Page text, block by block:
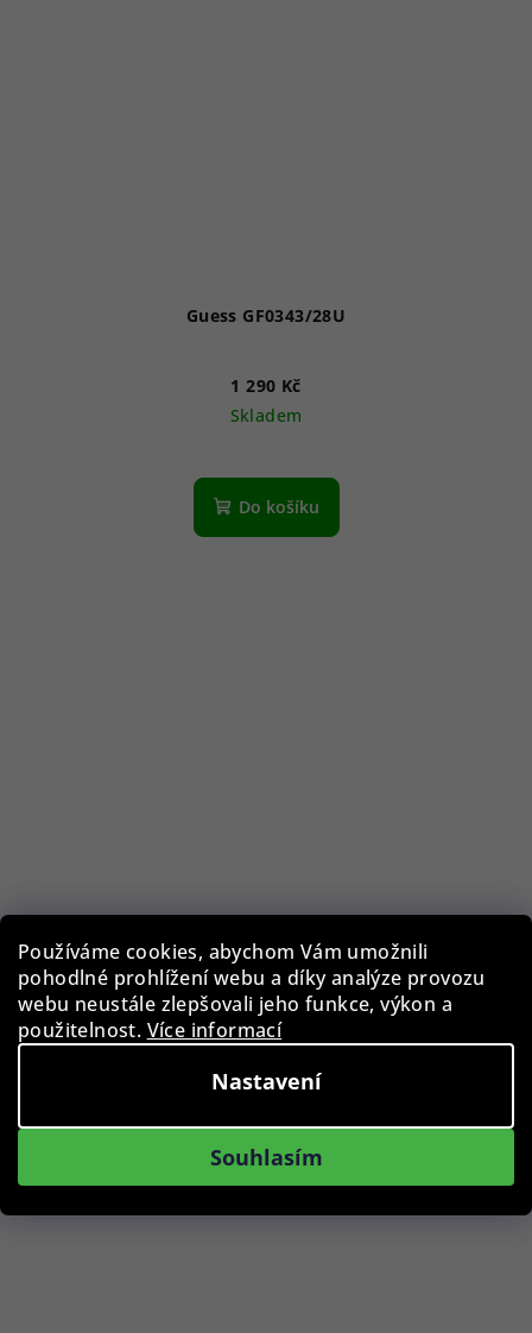
Používáme cookies, abychom Vám umožnili
pohodlné prohlížení webu a díky analýze provozu
webu neustále zlepšovali jeho funkce, výkon a
použitelnost. Více informací
Nastavení
Souhlasím
Guess GF0343/28U
1 290 Kč
Skladem
Do košíku
Guess GF0344/28U
Skladem